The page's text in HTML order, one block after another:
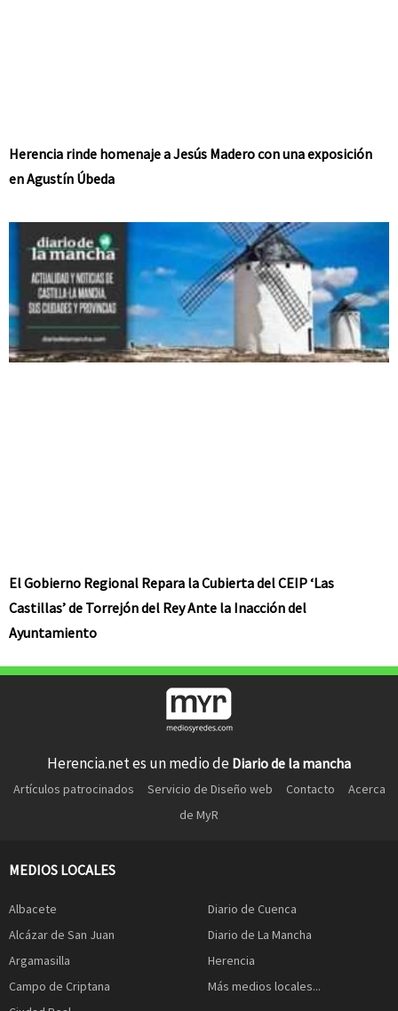
Herencia rinde homenaje a Jesús Madero con una exposición
en Agustín Úbeda
El Gobierno Regional Repara la Cubierta del CEIP ‘Las
Castillas’ de Torrejón del Rey Ante la Inacción del
Ayuntamiento
Herencia.net es un medio de Diario de la mancha
Artículos patrocinados Servicio de Diseño web Contacto
Acerca
de MyR
MEDIOS LOCALES
Albacete
Alcázar de San Juan
Argamasilla
Campo de Criptana
Diario de Cuenca
Diario de La Mancha
Herencia
Más medios locales...